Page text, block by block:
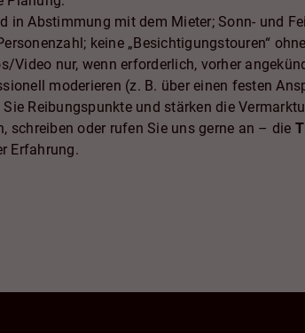
in Abstimmung mit dem Mieter; Sonn- und
keine „Besichtigungstouren“
Video nur, wenn erforderlich, vorher
moderieren (z. B. über einen festen
Reibungspunkte und stärken die
schreiben oder rufen Sie uns gerne an – die
Erfahrung.